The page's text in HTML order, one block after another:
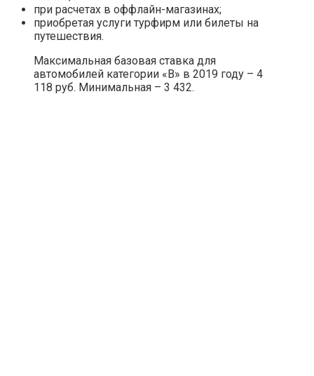
при расчетах в оффлайн-магазинах;
приобретая услуги турфирм или билеты на
путешествия.
Максимальная базовая ставка для
автомобилей категории «В» в 2019 году – 4
118 руб. Минимальная – 3 432.